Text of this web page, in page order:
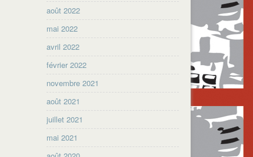
août 2022
mai 2022
avril 2022
février 2022
novembre 2021
août 2021
juillet 2021
mai 2021